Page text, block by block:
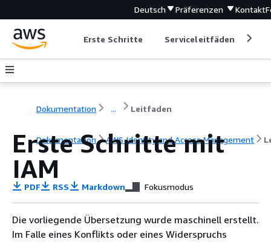
Deutsch Präferenzen Kontakt
Erste Schritte Serviceleitfäden
Dokumentation ... Leitfaden
Dokumentation AWS Identity and Access Management
Erste Schritte mit
IAM
PDF RSS Markdown Fokusmodus
Die vorliegende Übersetzung wurde maschinell erstellt.
Im Falle eines Konflikts oder eines Widerspruchs